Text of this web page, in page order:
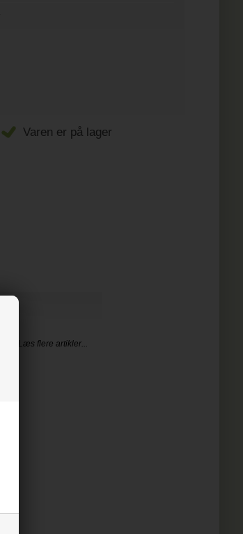
Varen er på lager
Læs flere artikler...